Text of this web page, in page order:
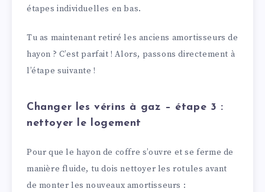
étapes individuelles en bas.
Tu as maintenant retiré les anciens amortisseurs de
hayon ? C’est parfait ! Alors, passons directement à
l’étape suivante !
Changer les vérins à gaz – étape 3 :
nettoyer le logement
Pour que le hayon de coffre s’ouvre et se ferme de
manière fluide, tu dois nettoyer les rotules avant
de monter les nouveaux amortisseurs :